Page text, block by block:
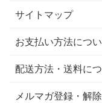
サイトマップ
お支払い方法につ
配送方法・送料に
メルマガ登録・解除